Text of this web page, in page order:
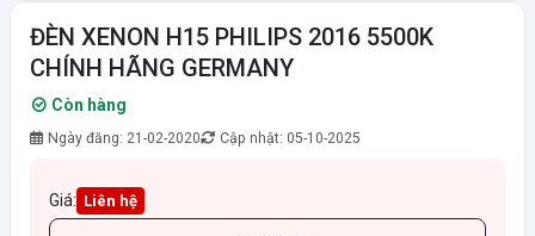
ĐÈN XENON H15 PHILIPS 2016 5500K
CHÍNH HÃNG GERMANY
Còn hàng
Ngày đăng: 21-02-2020 Cập nhật: 05-10-2025
Giá: Liên hệ